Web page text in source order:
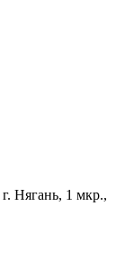
г. Нягань, 1 мкр.,